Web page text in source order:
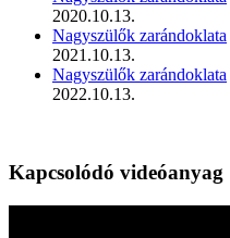
2020.10.13.
Nagyszülők zarándoklata
2021.10.13.
Nagyszülők zarándoklata
2022.10.13.
Kapcsolódó videóanyag